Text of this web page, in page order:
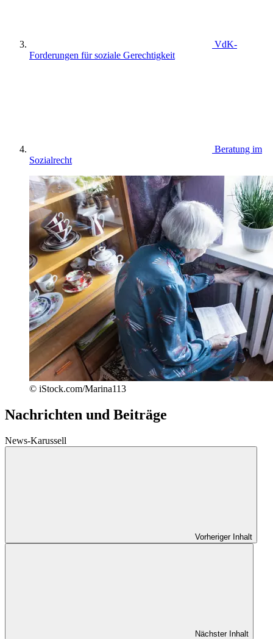
VdK-
Forderungen für soziale Gerechtigkeit
Beratung im
Sozialrecht
© iStock.com/Marina113
Nachrichten und Beiträge
News-Karussell
Vorheriger Inhalt
Nächster Inhalt